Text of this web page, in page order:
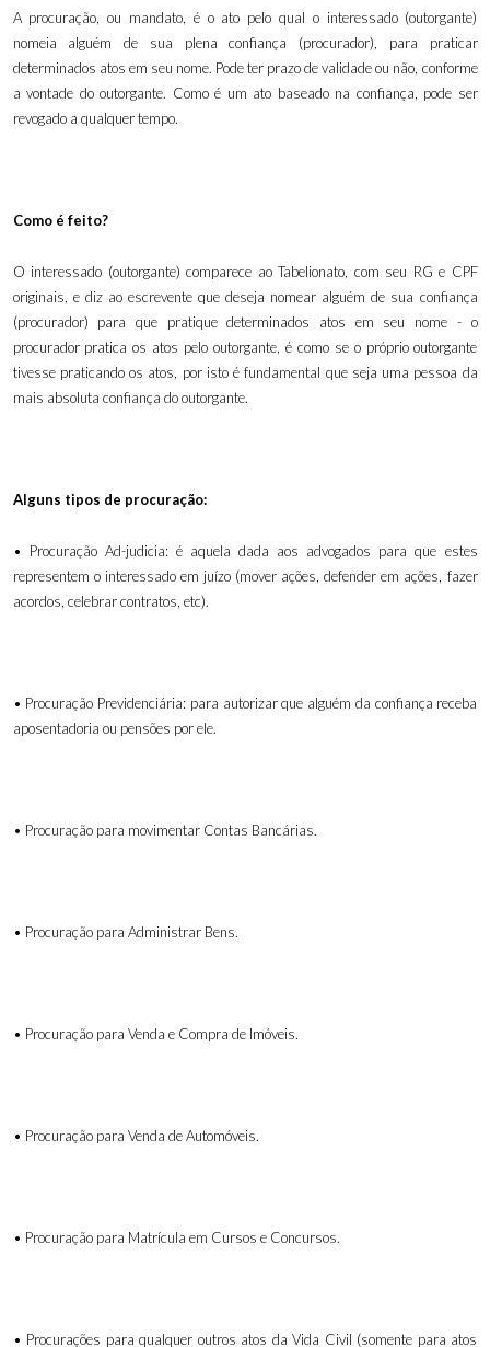
A procuração, ou mandato, é o ato pelo qual o interessado (outorgante)
nomeia alguém de sua plena confiança (procurador), para praticar
determinados atos em seu nome. Pode ter prazo de validade ou não, conforme
a vontade do outorgante. Como é um ato baseado na confiança, pode ser
revogado a qualquer tempo.
Como é feito?
O interessado (outorgante) comparece ao Tabelionato, com seu RG e CPF
originais, e diz ao escrevente que deseja nomear alguém de sua confiança
(procurador) para que pratique determinados atos em seu nome - o
procurador pratica os atos pelo outorgante, é como se o próprio outorgante
tivesse praticando os atos, por isto é fundamental que seja uma pessoa da
mais absoluta confiança do outorgante.
Alguns tipos de procuração:
• Procuração Ad-judicia: é aquela dada aos advogados para que estes
representem o interessado em juízo (mover ações, defender em ações, fazer
acordos, celebrar contratos, etc).
• Procuração Previdenciária: para autorizar que alguém da confiança receba
aposentadoria ou pensões por ele.
• Procuração para movimentar Contas Bancárias.
• Procuração para Administrar Bens.
• Procuração para Venda e Compra de Imóveis.
• Procuração para Venda de Automóveis.
• Procuração para Matrícula em Cursos e Concursos.
• Procurações para qualquer outros atos da Vida Civil (somente para atos